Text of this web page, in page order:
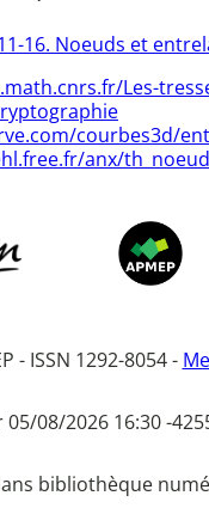
16. Noeuds et
Les-
courbes3d/
anx/
- ISSN 1292-8054 -
05/08/2026 16:30 -
bibliothèque